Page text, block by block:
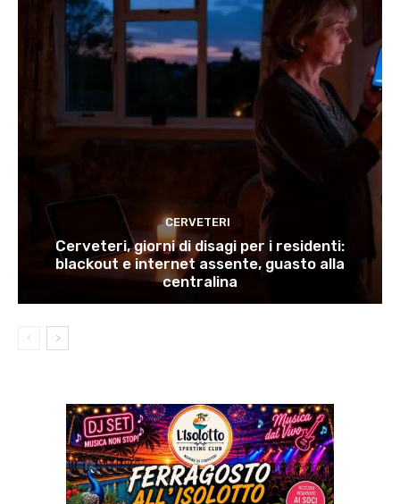
CERVETERI
Cerveteri, giorni di disagi per i residenti:
blackout e internet assente, guasto alla
centralina